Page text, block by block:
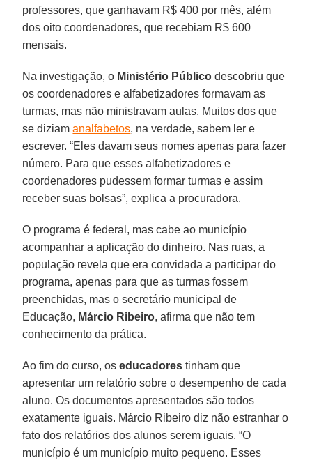
professores, que ganhavam R$ 400 por mês, além
dos oito coordenadores, que recebiam R$ 600
mensais.
Na investigação, o Ministério Público descobriu que
os coordenadores e alfabetizadores formavam as
turmas, mas não ministravam aulas. Muitos dos que
se diziamanalfabetos, na verdade, sabem ler e
escrever. “Eles davam seus nomes apenas para fazer
número. Para que esses alfabetizadores e
coordenadores pudessem formar turmas e assim
receber suas bolsas”, explica a procuradora.
O programa é federal, mas cabe ao município
acompanhar a aplicação do dinheiro. Nas ruas, a
população revela que era convidada a participar do
programa, apenas para que as turmas fossem
preenchidas, mas o secretário municipal de
Educação, Márcio Ribeiro, afirma que não tem
conhecimento da prática.
Ao fim do curso, oseducadores tinham que
apresentar um relatório sobre o desempenho de cada
aluno. Os documentos apresentados são todos
exatamente iguais. Márcio Ribeiro diz não estranhar o
fato dos relatórios dos alunos serem iguais. “O
município é um município muito pequeno. Esses